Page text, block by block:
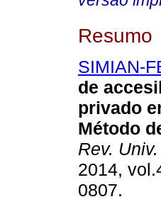
Resumo
SIMIAN-
de
privado
Método
Rev.
2014,
0807.